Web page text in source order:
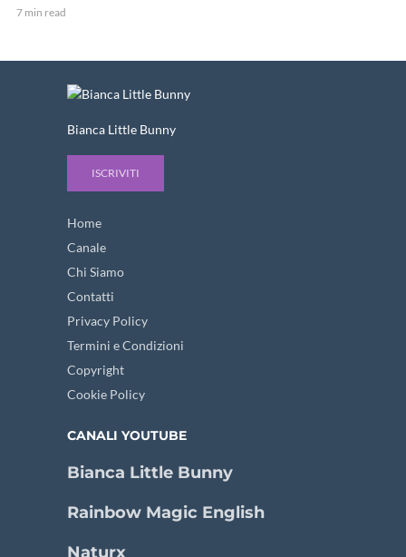
7 min read
Bianca Little Bunny
ISCRIVITI
Home
Canale
Chi Siamo
Contatti
Privacy Policy
Termini e Condizioni
Copyright
Cookie Policy
CANALI YOUTUBE
Bianca Little Bunny
Rainbow Magic English
Naturx